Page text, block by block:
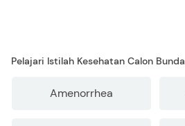
Pelajari Istilah Kesehatan Calon Bunda
Amenorrhea